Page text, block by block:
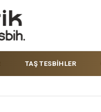
TAŞ TESBİHLER